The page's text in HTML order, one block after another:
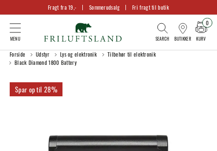
Fragt fra 19,- Sommerudsalg Fri fragt til butik
BUTIKKER KURV
0
Forside Udstyr Lys og elektronik
Tilbehør til elektronik
Black Diamond 1800 Battery
28%